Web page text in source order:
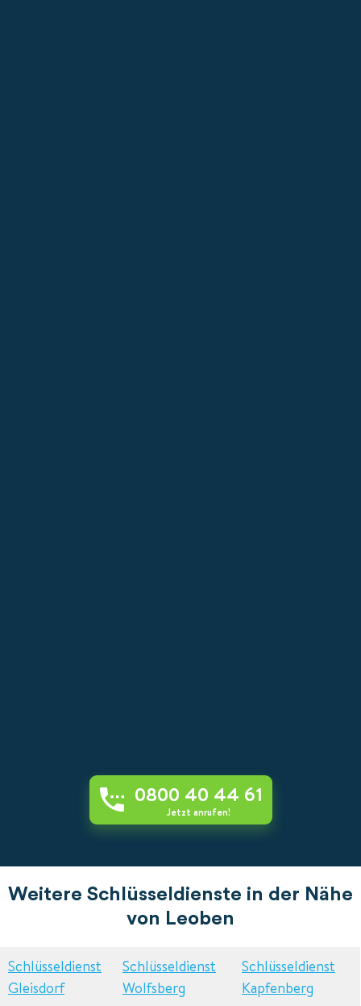
0800 40 44 61
Jetzt anrufen!
Weitere Schlüsseldienste in der Nähe
von Leoben
Schlüsseldienst
Gleisdorf
Schlüsseldienst
Wolfsberg
Schlüsseldienst
Kapfenberg